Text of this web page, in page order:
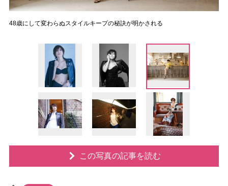
48歳にして変わらぬスタイルキープの秘訣が明かされる
この写真の記事を読む